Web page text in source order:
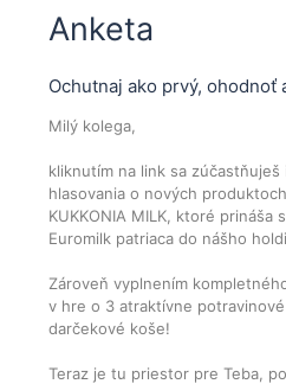
Anketa
Ochutnaj ako prvý, ohodnoť
Milý kolega,
kliknutím na link sa
hlasovania o nových
KUKKONIA MILK, ktoré prináša
Euromilk patriaca do nášho
Zároveň vyplnením
v hre o 3 atraktívne
darčekové koše!
Teraz je tu priestor pre Teba,